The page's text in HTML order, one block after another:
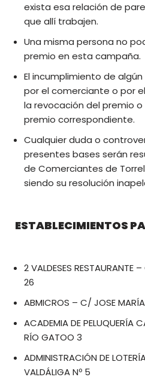
exista esa relación de
que allí trabajen.
Una misma persona no
premio en esta campaña.
El incumplimiento de
por el comerciante o por
la revocación del premio
premio correspondiente.
Cualquier duda o
presentes bases serán
de Comerciantes de
siendo su resolución
ESTABLECIMIENTOS
2 VALDESES RESTAURANTE
26
ABMICROS – C/ JOSE
ACADEMIA DE PELUQUERÍA
RÍO GATOO 3
ADMINISTRACIÓN DE
VALDÁLIGA Nº 5